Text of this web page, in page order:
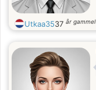
Utkaa3537 år gammel